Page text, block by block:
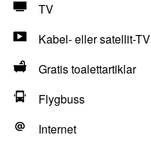
TV
Kabel- eller satellit-TV
Gratis toalettartiklar
Flygbuss
Internet